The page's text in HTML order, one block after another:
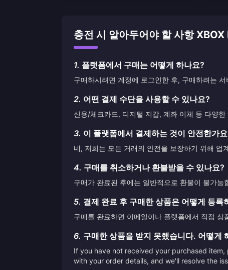
충전 시 알아두어야 할 사항
1. 플랫폼에서 구매는 어떻게 하나요?
구매하시려면 계정에 로그인한 후, 구매하려는
2. 어떤 결제 수단을 사용할 수 있나요?
신용/체크카드, 디지털 지갑, 계좌 이체 등 다양
3. 이 플랫폼에서 결제하는 것이 안전한가
네, 저희는 모든 거래의 안전을 보장하기 위해
4. 구매를 취소하거나 환불받을 수 있나요?
구매가 완료된 후에는 일반적으로 환불이 불가
5. 결제 완료 후 구매한 상품은 어떻게 등록
구매를 완료하면 이메일이나 플랫폼에서 직접
6. 구매한 상품을 받지 못했습니다. 어떻게
If you have not received your purchased
with your order details, and we'll resolve the